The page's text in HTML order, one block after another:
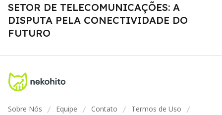
SETOR DE TELECOMUNICAÇÕES: A
DISPUTA PELA CONECTIVIDADE DO
FUTURO
Sobre Nós / Equipe / Contato / Termos de Uso /